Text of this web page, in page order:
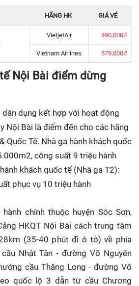
HÃNG HK GIÁ VÉ
VietjetAir 490,000đ
Vietnam Airlines 579,000đ
Nội Bài điểm dừng
dân dụng kết hợp với hoạt động
Nội Bài là điểm đến cho các hãng
Quốc Tế. Nhà ga hành khách quốc
công suất 9 triệu hành
khách quốc tế (Nhà ga T2):
phục vụ 10 triệu hành
chính thuộc huyện Sóc Sơn,
HKQT Nội Bài cách trung tâm
(35-40 phút đi ô tô) về phía
Nhật Tân - đường Võ Nguyên
cầu Thăng Long - đường Võ
quốc lộ 3 dẫn từ cầu Chương